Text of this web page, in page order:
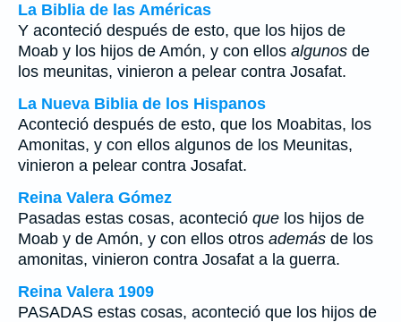
La Biblia de las Américas
Y aconteció después de esto, que los hijos de
Moab y los hijos de Amón, y con ellos algunos de
los meunitas, vinieron a pelear contra Josafat.
La Nueva Biblia de los Hispanos
Aconteció después de esto, que los Moabitas, los
Amonitas, y con ellos algunos de los Meunitas,
vinieron a pelear contra Josafat.
Reina Valera Gómez
Pasadas estas cosas, aconteció que los hijos de
Moab y de Amón, y con ellos otros además de los
amonitas, vinieron contra Josafat a la guerra.
Reina Valera 1909
PASADAS estas cosas, aconteció que los hijos de